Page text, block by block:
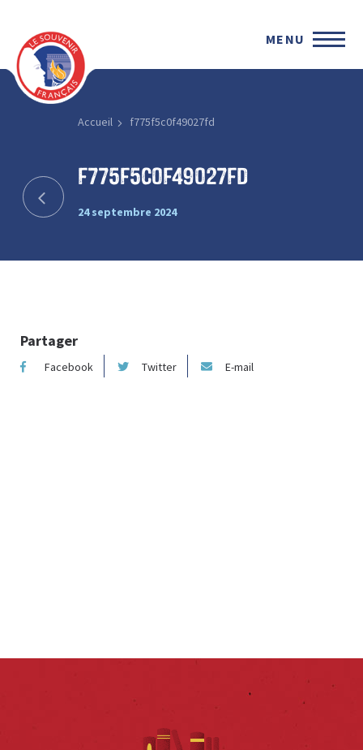
MENU
Accueil f775f5c0f49027fd
f775f5c0f49027fd
24 septembre 2024
Partager
Facebook Twitter E-mail